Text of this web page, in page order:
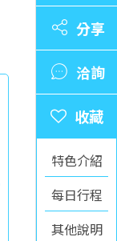
分享
洽詢
特色介紹
每日行程
其他說明